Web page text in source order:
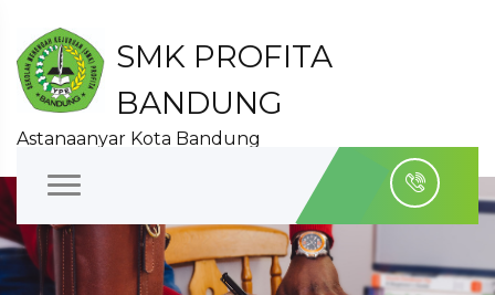
SMK PROFITA
BANDUNG
Astanaanyar Kota Bandung